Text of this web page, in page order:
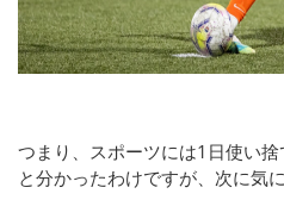
つまり、スポーツには1日使い
と分かったわけですが、次に気